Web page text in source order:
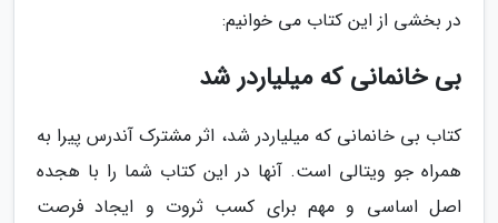
در بخشی از این کتاب می خوانیم:
بی خانمانی که میلیاردر شد
کتاب بی خانمانی که میلیاردر شد، اثر مشترک آندرس پیرا به
همراه جو ویتالی است. آنها در این کتاب شما را با هجده
اصل اساسی و مهم برای کسب ثروت و ایجاد فرصت